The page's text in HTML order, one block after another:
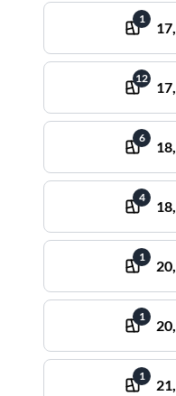
1
17,
12
17,
6
18,
4
18,
1
20,
1
20,
1
21,